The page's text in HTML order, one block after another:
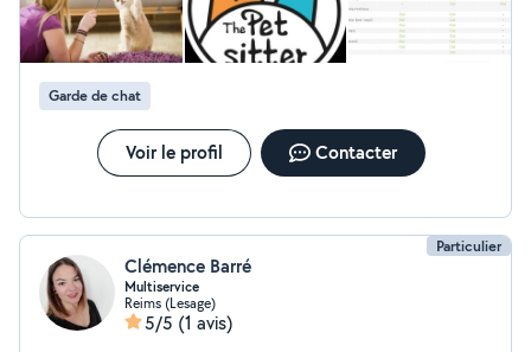
Garde de chat
Voir le profil Contacter
Particulier
Clémence Barré
Multiservice
Reims (Lesage)
5/5 (1 avis)